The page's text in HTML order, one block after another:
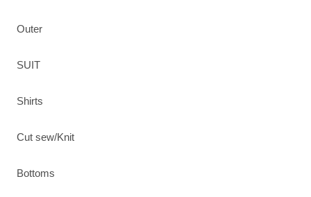
Outer
SUIT
Shirts
Cut sew/Knit
Bottoms